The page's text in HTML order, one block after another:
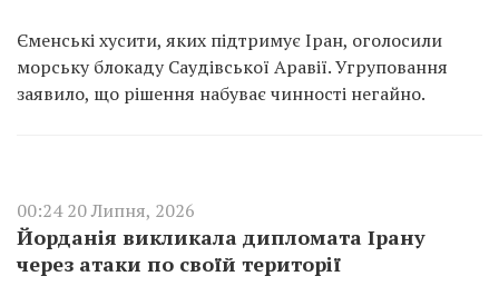
Єменські хусити, яких підтримує Іран, оголосили
морську блокаду Саудівської Аравії. Угруповання
заявило, що рішення набуває чинності негайно.
00:24 20 Липня, 2026
Йорданія викликала дипломата Ірану
через атаки по своїй території